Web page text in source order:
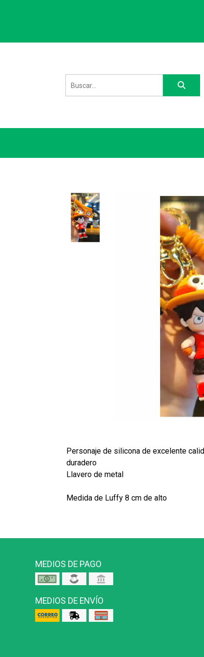
Personaje de silicona de excelente
duradero
Llavero de metal
Medida de Luffy 8 cm de alto
MEDIOS DE PAGO
MEDIOS DE ENVÍO